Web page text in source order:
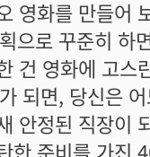
영화를 만들어
으로 꾸준히 하
건 영화에 고스
되면, 당신은
안정된 직장이
한 준비를 가진